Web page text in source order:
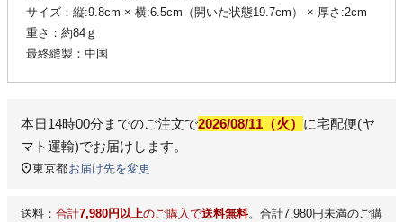
サイズ：縦:9.8cm × 横:6.5cm（開いた状態19.7cm） × 厚さ:2cm
重さ：約84ｇ
最終縫製：中国
本日14時00分 までのご注文で2026/08/11（火） に宅配便(ヤ
マト運輸)でお届けします。
東京都お届け先を変更
送料： 合計7,980円以上のご購入で送料無料。合計7,980円未満のご購